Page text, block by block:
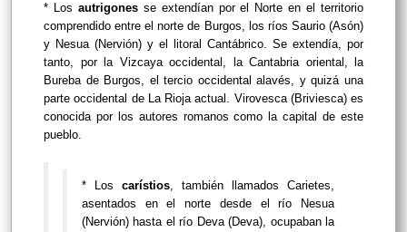
* Los autrigonesse extendían por el Norte en el territorio
comprendido entre el norte de Burgos, los ríos Saurio (Asón)
y Nesua (Nervión) y el litoral Cantábrico. Se extendía, por
tanto, por la Vizcaya occidental, la Cantabria oriental, la
Bureba de Burgos, el tercio occidental alavés, y quizá una
parte occidental de La Rioja actual. Virovesca (Briviesca) es
conocida por los autores romanos como la capital de este
pueblo.
* Los carístios, también llamados Carietes,
asentados en el norte desde el río Nesua
(Nervión) hasta el río Deva (Deva), ocupaban la